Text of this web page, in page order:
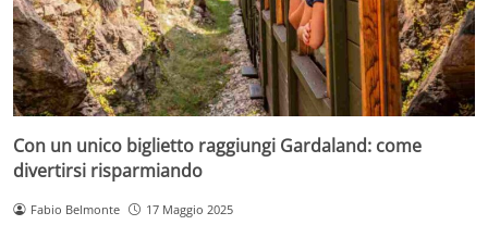
Con un unico biglietto raggiungi Gardaland: come
divertirsi risparmiando
Fabio Belmonte 17 Maggio 2025